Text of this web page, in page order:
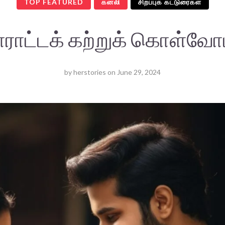
கற்றுக்
byherstories on June 29, 2024